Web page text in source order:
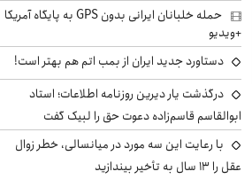
حمله خلبانان ایرانی بدون GPS به پایگاه آمریکا
+ویدیو
دستاورد جدید ایران از بمب اتم هم بهتر است!
درگذشت یار دیرین روزنامه اطلاعات؛ استاد
ابوالقاسم قاسم‌زاده دعوت حق را لبیک گفت
با رعایت این سه مورد در میانسالی، خطر زوال
عقل را ۱۳ سال به تأخیر بیندازید